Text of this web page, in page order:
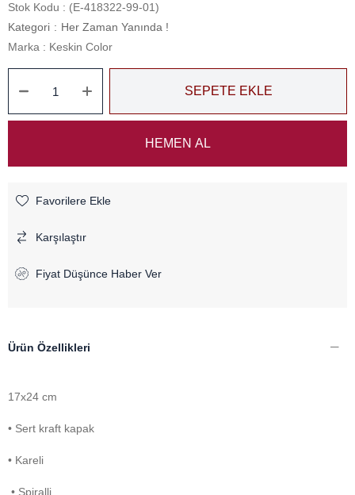
Stok Kodu
(E-418322-99-01)
Kategori : Her Zaman Yanında !
Marka : Keskin Color
Favorilere Ekle
Karşılaştır
Fiyat Düşünce Haber Ver
Ürün Özellikleri
17x24 cm
• Sert kraft kapak
• Kareli
• Spiralli